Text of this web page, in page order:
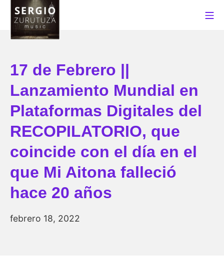
Saltar
contenido
17 de Febrero ||
Lanzamiento Mundial en
Plataformas Digitales del
RECOPILATORIO, que
coincide con el día en el
que Mi Aitona falleció
hace 20 años
febrero 18, 2022